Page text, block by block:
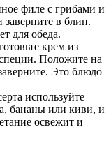
филе с грибами и
заверните в блин.
для обеда.
крем из
Положите на
Это блюдо
используйте
бананы или киви, и
освежит и